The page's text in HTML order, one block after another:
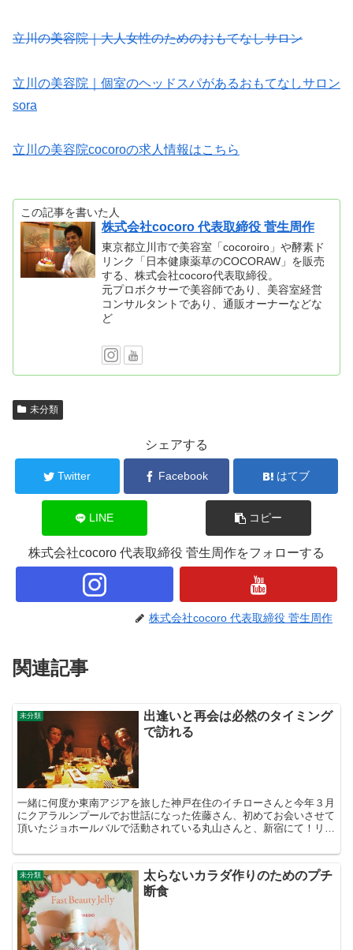
立川の美容院｜大人女性のためのおもてなしサロン
立川の美容院｜個室のヘッドスパがあるおもてなしサロン
sora
立川の美容院cocoroの求人情報はこちら
この記事を書いた人
株式会社cocoro 代表取締役 菅生周作
東京都立川市で美容室「cocoroiro」や酵素ド
リンク「日本健康薬草のCOCORAW」を販売
する、株式会社cocoro代表取締役。
元プロボクサーで美容師であり、美容室経営
コンサルタントであり、通販オーナーなどな
ど
未分類
シェアする
Twitter Facebook はてブ
LINE コピー
株式会社cocoro 代表取締役 菅生周作をフォローする
株式会社cocoro 代表取締役 菅生周作
関連記事
未分類
出逢いと再会は必然のタイミング
で訪れる
一緒に何度か東南アジアを旅した神戸在住のイチローさんと今年３月
にクアラルンプールでお世話になった佐藤さん、初めてお会いさせて
頂いたジョホールバルで活動されている丸山さんと、新宿にて！リア
未分類
太らないカラダ作りのためのプチ
断食